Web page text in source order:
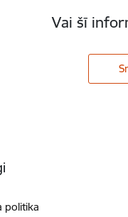
Vai šī
politika